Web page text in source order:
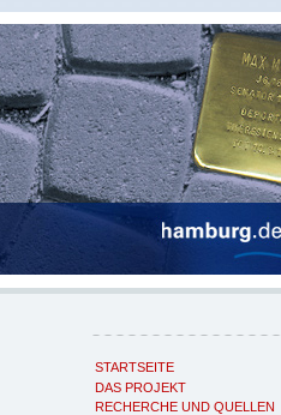
STARTSEITE
DAS PROJEKT
RECHERCHE UND QUELLEN